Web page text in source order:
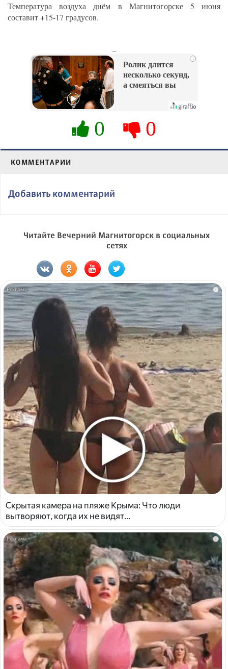
Температура воздуха днём в Магнитогорске 5 июня
составит +15-17 градусов.
i
Ролик длится
несколько секунд,
а смеяться вы
0 0
КОММЕНТАРИИ
Добавить комментарий
Читайте Вечерний Магнитогорск в социальных
сетях
i
Скрытая камера на пляже Крыма: Что люди
вытворяют, когда их не видят...
i